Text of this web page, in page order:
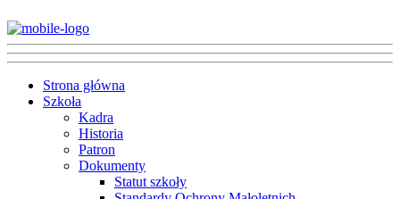
Strona główna
Szkoła
Kadra
Historia
Patron
Dokumenty
Statut szkoły